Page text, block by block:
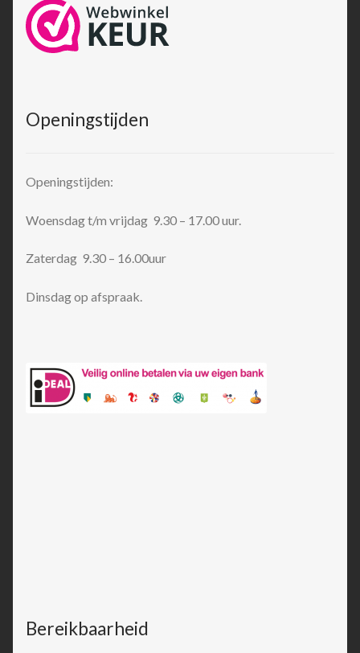
Openingstijden
Openingstijden:
Woensdag t/m vrijdag 9.30 – 17.00 uur.
Zaterdag 9.30 – 16.00uur
Dinsdag op afspraak.
Bereikbaarheid